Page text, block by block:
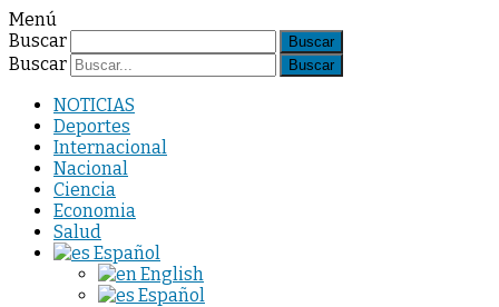
Menú
Buscar
Buscar
NOTICIAS
Deportes
Internacional
Nacional
Ciencia
Economia
Salud
Español
English
Español